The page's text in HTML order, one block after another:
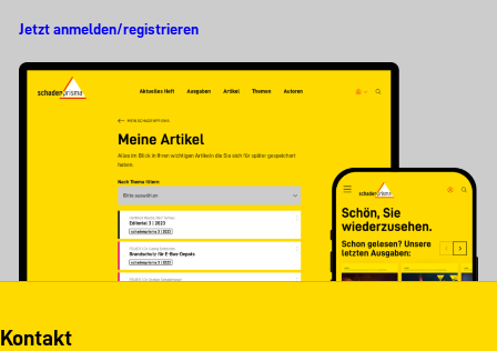
Jetzt anmelden/registrieren
Kontakt